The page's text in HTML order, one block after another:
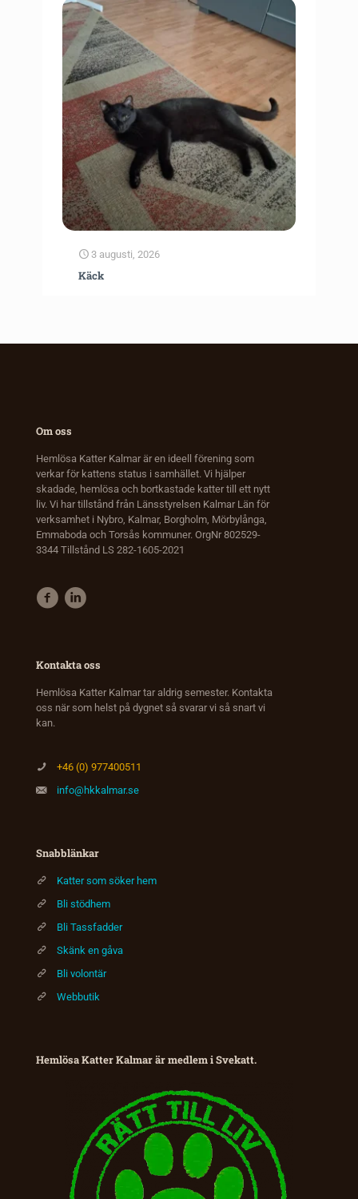
3 augusti, 2026
Käck
Om oss
Hemlösa Katter Kalmar är en ideell förening som
verkar för kattens status i samhället. Vi hjälper
skadade, hemlösa och bortkastade katter till ett nytt
liv. Vi har tillstånd från Länsstyrelsen Kalmar Län för
verksamhet i Nybro, Kalmar, Borgholm, Mörbylånga,
Emmaboda och Torsås kommuner. OrgNr 802529-
3344 Tillstånd LS 282-1605-2021
Kontakta oss
Hemlösa Katter Kalmar tar aldrig semester. Kontakta
oss när som helst på dygnet så svarar vi så snart vi
kan.
+46 (0) 977400511
info@hkkalmar.se
Snabblänkar
Katter som söker hem
Bli stödhem
Bli Tassfadder
Skänk en gåva
Bli volontär
Webbutik
Hemlösa Katter Kalmar är medlem i Svekatt.